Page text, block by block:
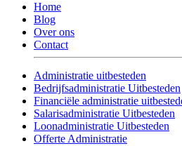
Home
Blog
Over ons
Contact
Administratie uitbesteden
Bedrijfsadministratie Uitbesteden
Financiële administratie
Salarisadministratie Uitbesteden
Loonadministratie Uitbesteden
Offerte Administratie